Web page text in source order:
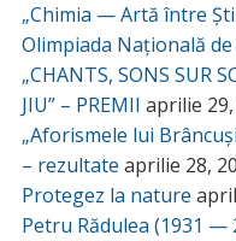
„Chimia — Artă între
Olimpiada Națională de
„CHANTS, SONS SUR
JIU” – PREMII aprilie
„Aforismele lui
– rezultate aprilie 28,
Protegez la nature
Petru Rădulea (1931 —